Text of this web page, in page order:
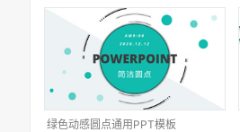
绿色动感圆点通用PPT模板